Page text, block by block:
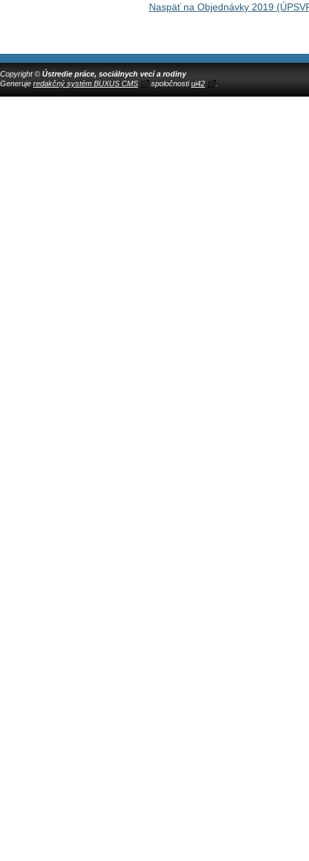
Naspäť na Objednávky 2019
Copyright © Ústredie práce, sociálnych vecí a rodiny
Generuje redakčný systém BUXUS CMS spoločnostiui42